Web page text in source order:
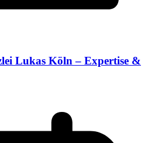
Lukas Köln – Expertise &